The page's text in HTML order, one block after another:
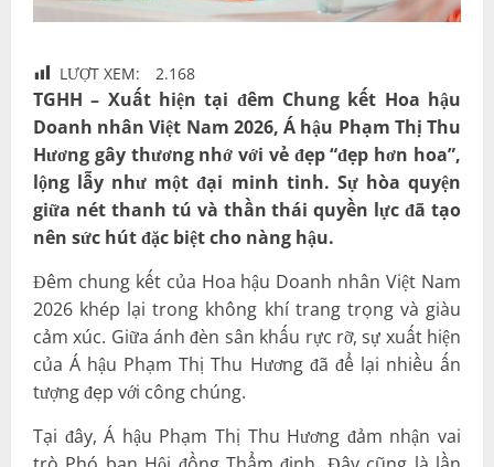
LƯỢT XEM: 2.168
TGHH – Xuất hiện tại đêm Chung kết Hoa hậu
Doanh nhân Việt Nam 2026, Á hậu Phạm Thị Thu
Hương gây thương nhớ với vẻ đẹp “đẹp hơn hoa”,
lộng lẫy như một đại minh tinh. Sự hòa quyện
giữa nét thanh tú và thần thái quyền lực đã tạo
nên sức hút đặc biệt cho nàng hậu.
Đêm chung kết của Hoa hậu Doanh nhân Việt Nam
2026 khép lại trong không khí trang trọng và giàu
cảm xúc. Giữa ánh đèn sân khấu rực rỡ, sự xuất hiện
của Á hậu Phạm Thị Thu Hương đã để lại nhiều ấn
tượng đẹp với công chúng.
Tại đây, Á hậu Phạm Thị Thu Hương đảm nhận vai